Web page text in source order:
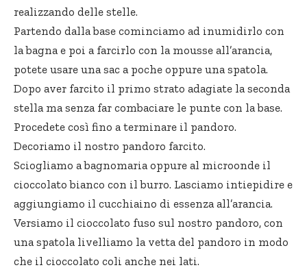
realizzando delle stelle.
Partendo dalla base cominciamo ad inumidirlo con
la bagna e poi a farcirlo con la mousse all’arancia,
potete usare una sac a poche oppure una spatola.
Dopo aver farcito il primo strato adagiate la seconda
stella ma senza far combaciare le punte con la base.
Procedete così fino a terminare il pandoro.
Decoriamo il nostro pandoro farcito.
Sciogliamo a bagnomaria oppure al microonde il
cioccolato bianco con il burro. Lasciamo intiepidire e
aggiungiamo il cucchiaino di essenza all’arancia.
Versiamo il cioccolato fuso sul nostro pandoro, con
una spatola livelliamo la vetta del pandoro in modo
che il cioccolato coli anche nei lati.